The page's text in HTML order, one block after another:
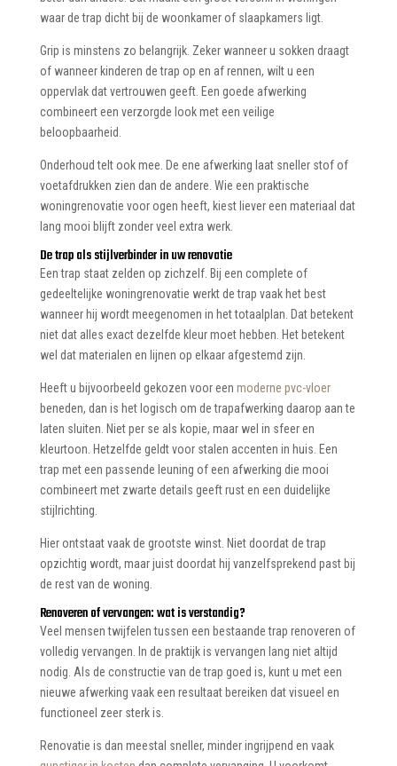
waar de trap dicht bij de woonkamer of slaapkamers ligt.
Grip is minstens zo belangrijk. Zeker wanneer u sokken draagt
of wanneer kinderen de trap op en af rennen, wilt u een
oppervlak dat vertrouwen geeft. Een goede afwerking
combineert een verzorgde look met een veilige
beloopbaarheid.
Onderhoud telt ook mee. De ene afwerking laat sneller stof of
voetafdrukken zien dan de andere. Wie een praktische
woningrenovatie voor ogen heeft, kiest liever een materiaal dat
lang mooi blijft zonder veel extra werk.
De trap als stijlverbinder in uw renovatie
Een trap staat zelden op zichzelf. Bij een complete of
gedeeltelijke woningrenovatie werkt de trap vaak het best
wanneer hij wordt meegenomen in het totaalplan. Dat betekent
niet dat alles exact dezelfde kleur moet hebben. Het betekent
wel dat materialen en lijnen op elkaar afgestemd zijn.
Heeft u bijvoorbeeld gekozen voor een moderne pvc-vloer
beneden, dan is het logisch om de trapafwerking daarop aan te
laten sluiten. Niet per se als kopie, maar wel in sfeer en
kleurtoon. Hetzelfde geldt voor stalen accenten in huis. Een
trap met een passende leuning of een afwerking die mooi
combineert met zwarte details geeft rust en een duidelijke
stijlrichting.
Hier ontstaat vaak de grootste winst. Niet doordat de trap
opzichtig wordt, maar juist doordat hij vanzelfsprekend past bij
de rest van de woning.
Renoveren of vervangen: wat is verstandig?
Veel mensen twijfelen tussen een bestaande trap renoveren of
volledig vervangen. In de praktijk is vervangen lang niet altijd
nodig. Als de constructie van de trap goed is, kunt u met een
nieuwe afwerking vaak een resultaat bereiken dat visueel en
functioneel zeer sterk is.
Renovatie is dan meestal sneller, minder ingrijpend en vaak